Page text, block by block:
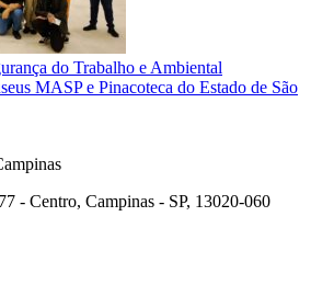
do Trabalho e Ambiental
MASP e Pinacoteca do Estado de São
- Centro, Campinas - SP, 13020-060